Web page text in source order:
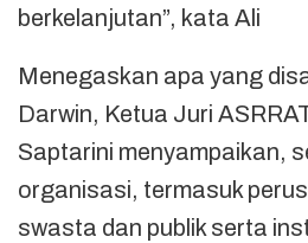
berkelanjutan”, kata Ali
Menegaskan apa yang
Darwin, Ketua Juri
Saptarini menyampaikan,
organisasi, termasuk
swasta dan publik serta